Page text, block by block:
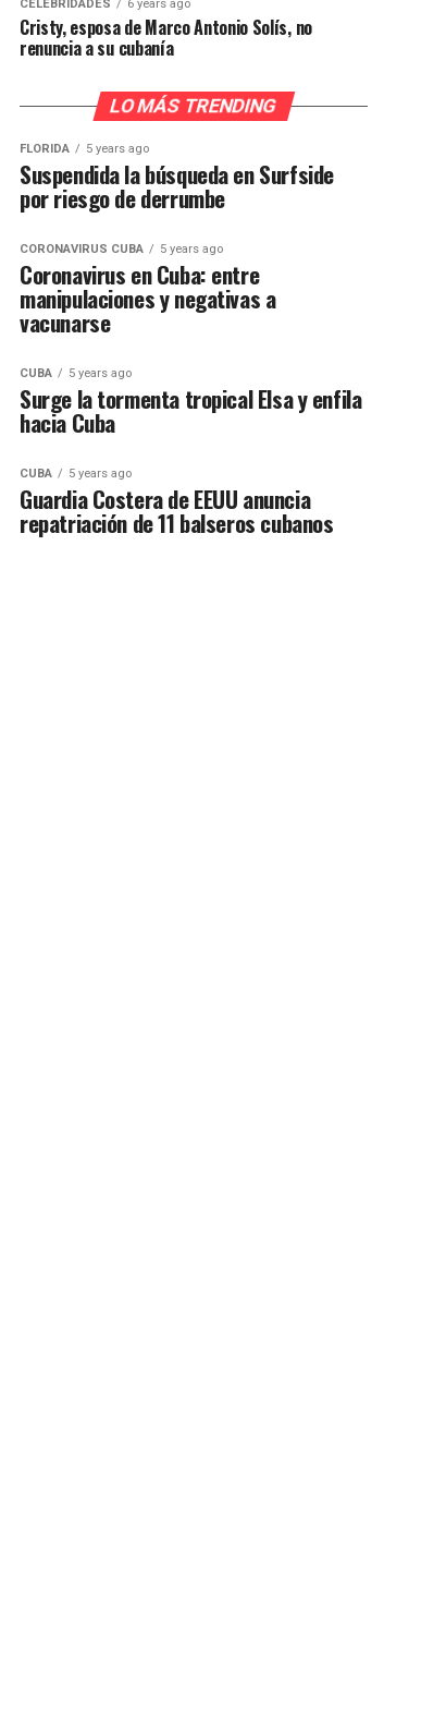
CELEBRIDADES 6 years ago
Cristy, esposa de Marco Antonio Solís, no
renuncia a su cubanía
LO MÁS TRENDING
FLORIDA 5 years ago
Suspendida la búsqueda en Surfside
por riesgo de derrumbe
CORONAVIRUS CUBA 5 years ago
Coronavirus en Cuba: entre
manipulaciones y negativas a
vacunarse
CUBA 5 years ago
Surge la tormenta tropical Elsa y enfila
hacia Cuba
CUBA 5 years ago
Guardia Costera de EEUU anuncia
repatriación de 11 balseros cubanos